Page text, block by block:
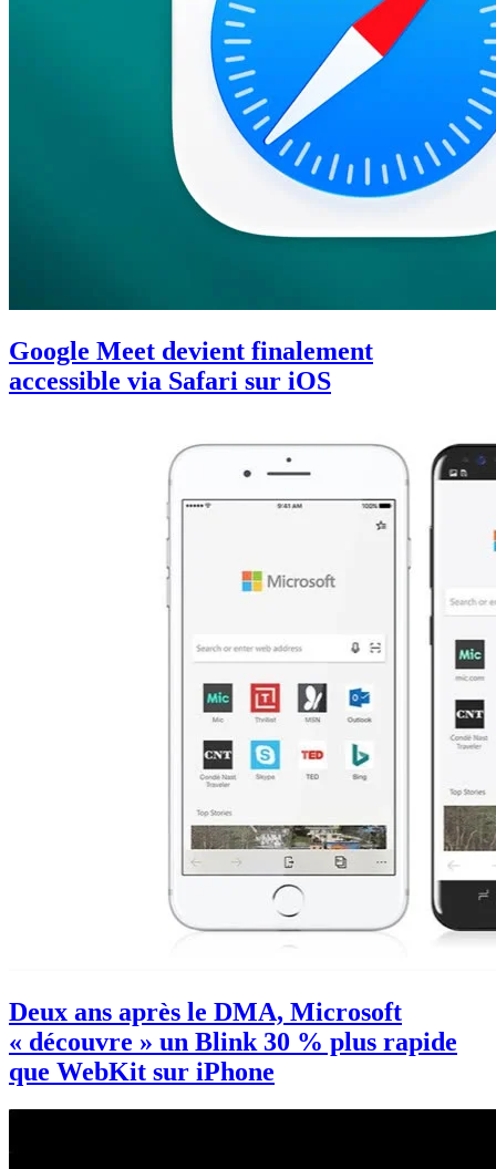
Google Meet devient finalement
accessible via Safari sur iOS
Deux ans après le DMA, Microsoft
« découvre » un Blink 30 % plus rapide
que WebKit sur iPhone